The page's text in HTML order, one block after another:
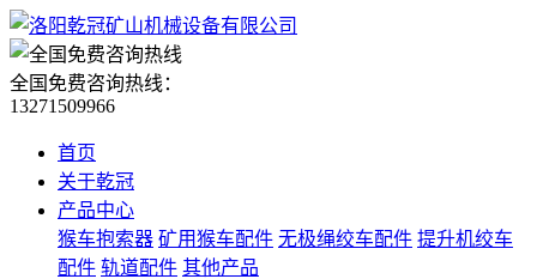
全国免费咨询热线：
13271509966
首页
关于乾冠
产品中心
猴车抱索器 矿用猴车配件 无极绳绞车配件 提升机绞车
配件 轨道配件 其他产品